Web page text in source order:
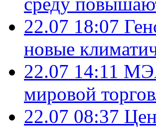
22.07 18:07
новые
22.07 14:11
мировой
22.07 08:37